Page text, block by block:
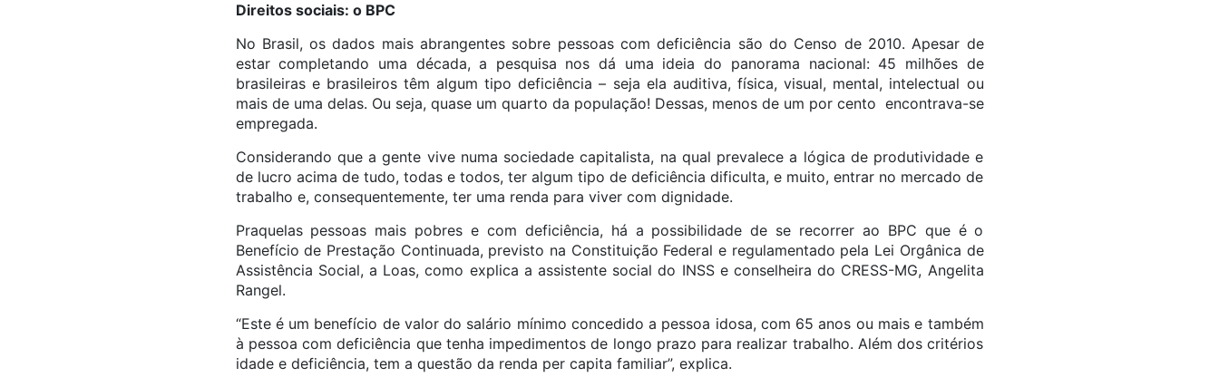
Direitos sociais: o BPC
No Brasil, os dados mais abrangentes sobre pessoas com deficiência são do Censo de 2010. Apesar de
estar completando uma década, a pesquisa nos dá uma ideia do panorama nacional: 45 milhões de
brasileiras e brasileiros têm algum tipo deficiência – seja ela auditiva, física, visual, mental, intelectual ou
mais de uma delas. Ou seja, quase um quarto da população! Dessas, menos de um por cento encontrava-se
empregada.
Considerando que a gente vive numa sociedade capitalista, na qual prevalece a lógica de produtividade e
de lucro acima de tudo, todas e todos, ter algum tipo de deficiência dificulta, e muito, entrar no mercado de
trabalho e, consequentemente, ter uma renda para viver com dignidade.
Praquelas pessoas mais pobres e com deficiência, há a possibilidade de se recorrer ao BPC que é o
Benefício de Prestação Continuada, previsto na Constituição Federal e regulamentado pela Lei Orgânica de
Assistência Social, a Loas, como explica a assistente social do INSS e conselheira do CRESS-MG, Angelita
Rangel.
“Este é um benefício de valor do salário mínimo concedido a pessoa idosa, com 65 anos ou mais e também
à pessoa com deficiência que tenha impedimentos de longo prazo para realizar trabalho. Além dos critérios
idade e deficiência, tem a questão da renda per capita familiar”, explica.